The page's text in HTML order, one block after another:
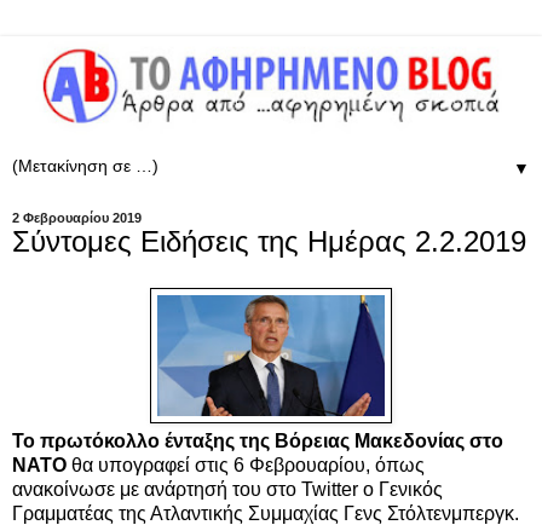
▼
2 Φεβρουαρίου 2019
Σύντομες Ειδήσεις της Ημέρας 2.2.2019
Το πρωτόκολλο ένταξης της Βόρειας Μακεδονίας στο
ΝΑΤΟ θα υπογραφεί στις 6 Φεβρουαρίου, όπως
ανακοίνωσε με ανάρτησή του στο Twitter ο Γενικός
Γραμματέας της Ατλαντικής Συμμαχίας Γενς Στόλτενμπεργκ.